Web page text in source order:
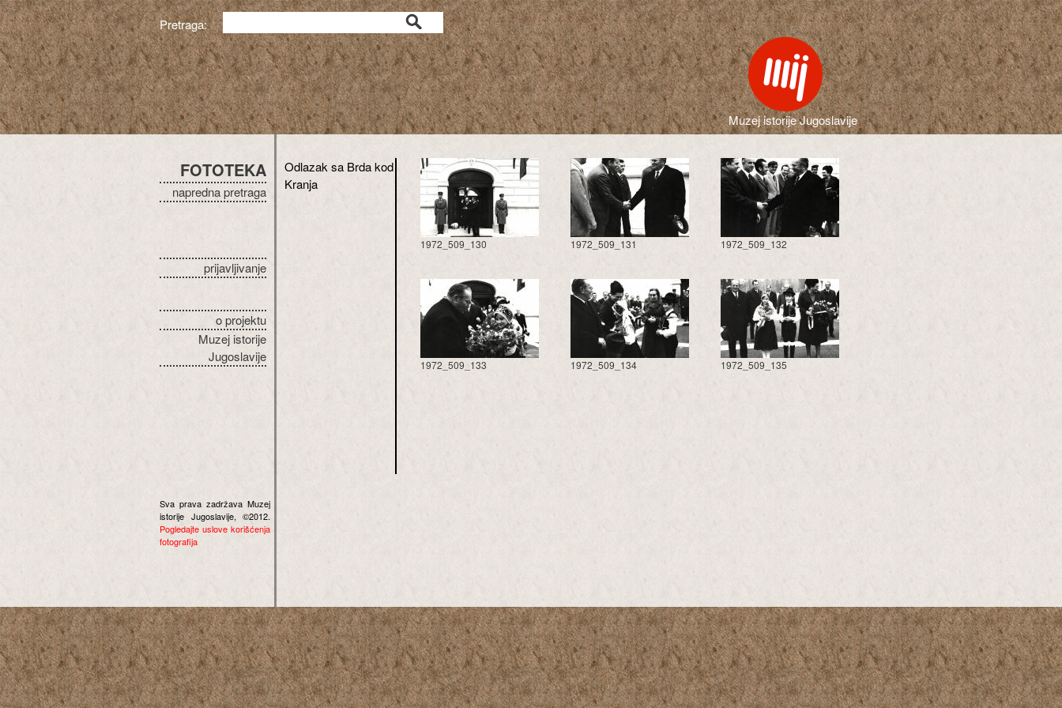
Pretraga:
Muzej istorije Jugoslavije
FOTOTEKA
napredna pretraga
prijavljivanje
o projektu
Muzej istorije
Jugoslavije
Sva prava zadržava Muzej
istorije Jugoslavije, ©2012.
Pogledajte uslove korišćenja
fotografija
Odlazak sa Brda kod
Kranja
1972_509_130 1972_509_131 1972_509_132
1972_509_133 1972_509_134 1972_509_135